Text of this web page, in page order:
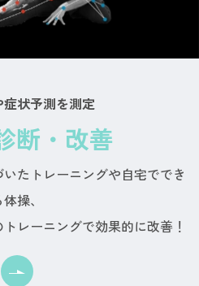
状予測を測定
断・改善
たトレーニングや自宅ででき
体操、
レーニングで効果的に改善！